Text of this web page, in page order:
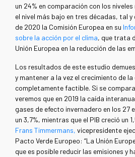
un 24% en comparación con los
el nivel más bajo en tres décadas, tal
de 2020 la Comisión Europea en su
sobre la acción por el clima, que trata
Unión Europea en la reducción de las
Los resultados de este estudio
y mantener a la vez el crecimiento de la
completamente factible. Si se
veremos que en 2019 la caída
gases de efecto invernadero en los 27
un 3,7%, mientras que el PIB creció un
Frans Timmermans, vicepresidente
Pacto Verde Europeo: “La Unión
que es posible reducir las emisiones y